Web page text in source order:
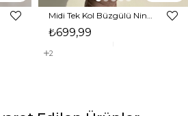
₺699,99
2